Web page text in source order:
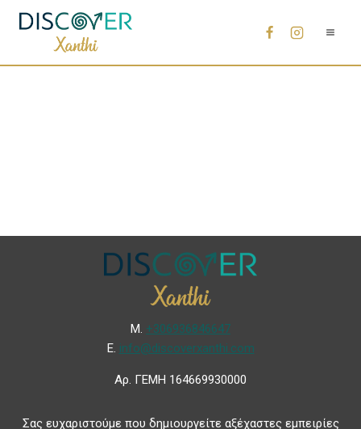
Μ. +306936846647
Ε. info@discoverxanthi.com
Αρ. ΓΕΜΗ 164669930000
Σας ευχαριστούμε που δημιουργείτε αξέχαστες εμπειρίες